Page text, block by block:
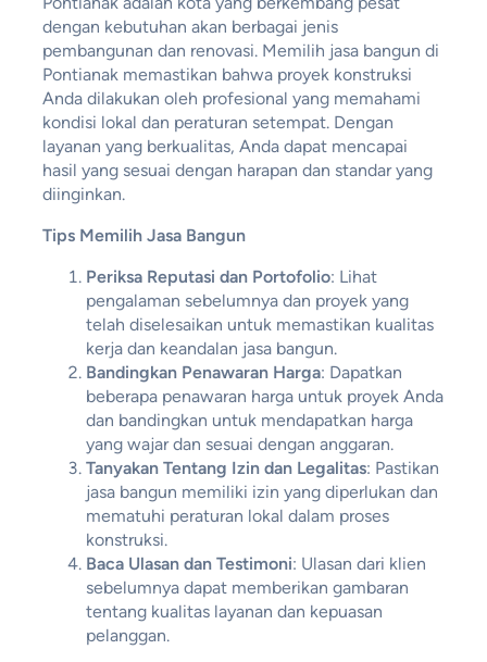
dengan kebutuhan akan berbagai jenis
pembangunan dan renovasi. Memilih jasa bangun di
Pontianak memastikan bahwa proyek konstruksi
Anda dilakukan oleh profesional yang memahami
kondisi lokal dan peraturan setempat. Dengan
layanan yang berkualitas, Anda dapat mencapai
hasil yang sesuai dengan harapan dan standar yang
diinginkan.
Tips Memilih Jasa Bangun
Periksa Reputasi dan Portofolio: Lihat
pengalaman sebelumnya dan proyek yang
telah diselesaikan untuk memastikan kualitas
kerja dan keandalan jasa bangun.
Bandingkan Penawaran Harga: Dapatkan
beberapa penawaran harga untuk proyek Anda
dan bandingkan untuk mendapatkan harga
yang wajar dan sesuai dengan anggaran.
Tanyakan Tentang Izin dan Legalitas: Pastikan
jasa bangun memiliki izin yang diperlukan dan
mematuhi peraturan lokal dalam proses
konstruksi.
Baca Ulasan dan Testimoni: Ulasan dari klien
sebelumnya dapat memberikan gambaran
tentang kualitas layanan dan kepuasan
pelanggan.